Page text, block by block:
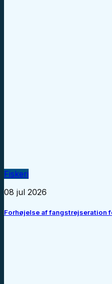
Fiskeri
08 jul 2026
Forhøjelse af fangstrejseration